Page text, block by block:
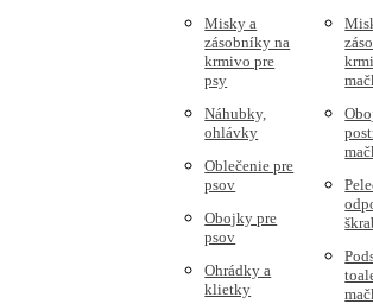
Misky a
zásobníky na
krmivo pre
psy
Náhubky,
ohlávky
Oblečenie pre
psov
Obojky pre
psov
Ohrádky a
klietky